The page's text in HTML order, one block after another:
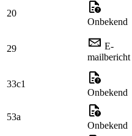
20
Onbekend
29
E-
mailbericht
33c1
Onbekend
53a
Onbekend